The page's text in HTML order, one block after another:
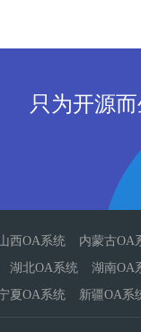
只为开源
西OA系统
内蒙古OA
湖北OA系统
湖南OA
夏OA系统 新疆OA系